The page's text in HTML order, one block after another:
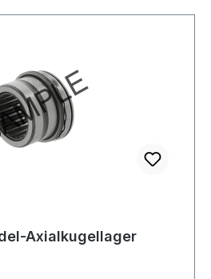
Axialkugellager